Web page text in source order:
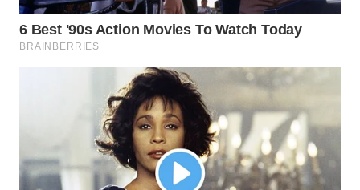
ADVOKAT
INFRASTRUKTUR
KONSUMEN